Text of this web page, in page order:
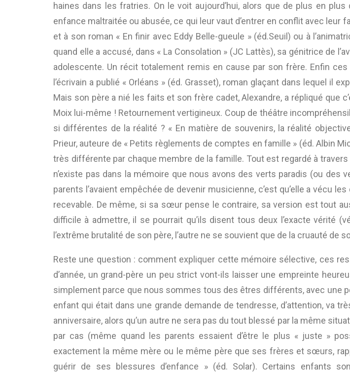
haines dans les fratries. On le voit aujourd’hui, alors que de plus en
enfance maltraitée ou abusée, ce qui leur vaut d’entrer en conflit avec leur
et à son roman « En finir avec Eddy Belle-gueule » (éd.Seuil) ou à
quand elle a accusé, dans « La Consolation » (JC Lattès), sa génitrice de
adolescente. Un récit totalement remis en cause par son frère. Enfin
l’écrivain a publié « Orléans » (éd. Grasset), roman glaçant dans lequel il
Mais son père a nié les faits et son frère cadet, Alexandre, a répliqué que
Moix lui-même ! Retournement vertigineux. Coup de théâtre
si différentes de la réalité ? « En matière de souvenirs, la réalité
Prieur, auteure de « Petits règlements de comptes en famille » (éd. Albin
très différente par chaque membre de la famille. Tout est regardé à
n’existe pas dans la mémoire que nous avons des verts paradis (ou des
parents l’avaient empêchée de devenir musicienne, c’est qu’elle a vécu
recevable. De même, si sa sœur pense le contraire, sa version est tout
difficile à admettre, il se pourrait qu’ils disent tous deux l’exacte vérité
l’extrême brutalité de son père, l’autre ne se souvient que de la cruauté de
Reste une question : comment expliquer cette mémoire sélective, ces
d’année, un grand-père un peu strict vont-ils laisser une empreinte
simplement parce que nous sommes tous des êtres différents, avec une
enfant qui était dans une grande demande de tendresse, d’attention, va
anniversaire, alors qu’un autre ne sera pas du tout blessé par la même
par cas (même quand les parents essaient d’être le plus « juste »
exactement la même mère ou le même père que ses frères et sœurs,
guérir de ses blessures d’enfance » (éd. Solar). Certains enfants